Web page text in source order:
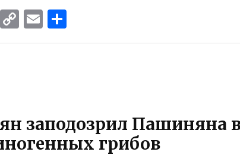
VK Copy
Link
Email
заподозрил Пашиняна
грибов